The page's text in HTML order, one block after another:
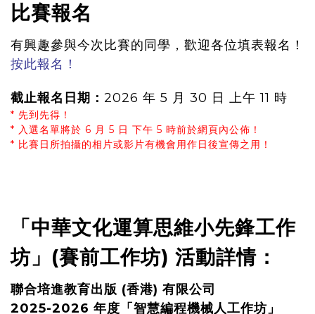
比賽報名
有興趣參與今次比賽的同學，歡迎各位填表報名！
按此報名！
截止報名日期： 2026 年 5 月 30 日 上午 11 時
* 先到先得！
* 入選名單將於 6 月 5 日 下午 5 時前於網頁內公佈！
* 比賽日所拍攝的相片或影片有機會用作日後宣傳之用！
「中華文化運算思維小先鋒工作
坊」 (賽前工作坊) 活動詳情：
聯合培進教育出版 (香港) 有限公司
2025-2026 年度「智慧編程機械人工作坊」